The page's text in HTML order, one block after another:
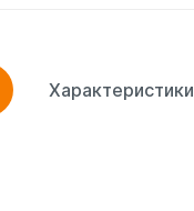
Характеристики